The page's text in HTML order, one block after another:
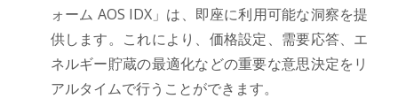
ォーム AOS IDX」は、即座に利用可能な洞察を提
供します。これにより、価格設定、需要応答、エ
ネルギー貯蔵の最適化などの重要な意思決定をリ
アルタイムで行うことができます。